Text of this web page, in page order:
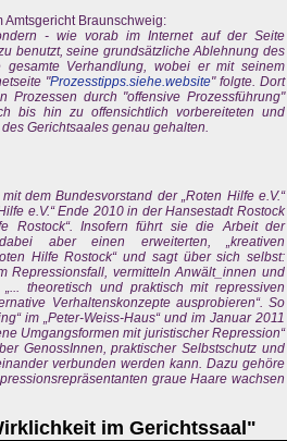
Amtsgericht Braunschweig:
- wie vorab im Internet auf der Seite
benutzt, seine grundsätzliche Ablehnung des
Verhandlung, wobei er mit seinem
"Prozesstipps.siehe.website" folgte. Dort
durch "offensive Prozessführung"
bis hin zu offensichtlich vorbereiteten und
Gerichtsaales genau gehalten.
dem Bundesvorstand der „Roten Hilfe e.V.“
e.V.“ Ende 2010 in der Hansestadt Rostock
Rostock“. Insofern führt sie die Arbeit der
aber einen erweiterten, „kreativen
Hilfe Rostock“ und sagt über sich selbst:
Repressionsfall, vermitteln Anwält_innen und
theoretisch und praktisch mit repressiven
Verhaltenskonzepte ausprobieren“. So
im „Peter-Weiss-Haus“ und im Januar 2011
Umgangsformen mit juristischer Repression“
GenossInnen, praktischer Selbstschutz und
verbunden werden kann. Dazu gehöre
graue Haare wachsen
im Gerichtssaal"